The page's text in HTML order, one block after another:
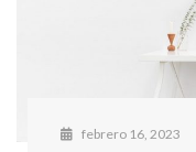
febrero 16, 2023